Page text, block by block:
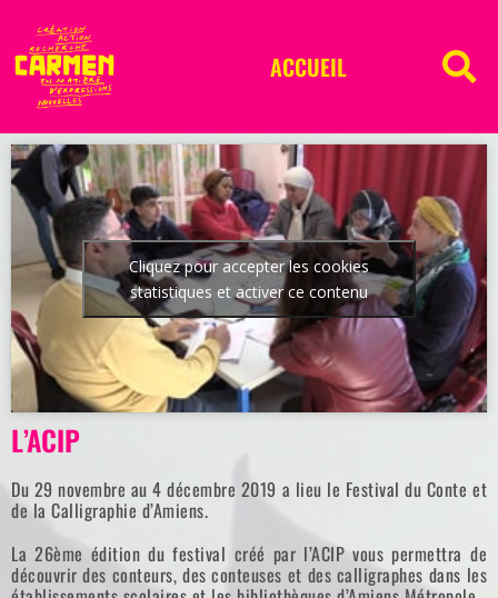
ACCUEIL
Cliquez pour accepter les cookies
statistiques et activer ce contenu
L’ACIP
Du 29 novembre au 4 décembre 2019 a lieu le Festival du Conte et
de la Calligraphie d’Amiens.
La 26ème édition du festival créé par l’ACIP vous permettra de
découvrir des conteurs, des conteuses et des calligraphes dans les